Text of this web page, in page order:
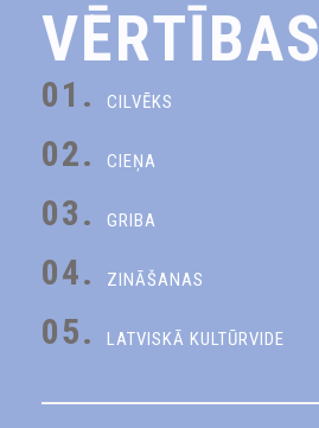
VĒRTĪBAS
01. CILVĒKS
02. CIEŅA
03. GRIBA
04. ZINĀŠANAS
05. LATVISKĀ KULTŪRVIDE